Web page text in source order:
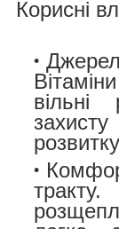
Корисні
тракту.